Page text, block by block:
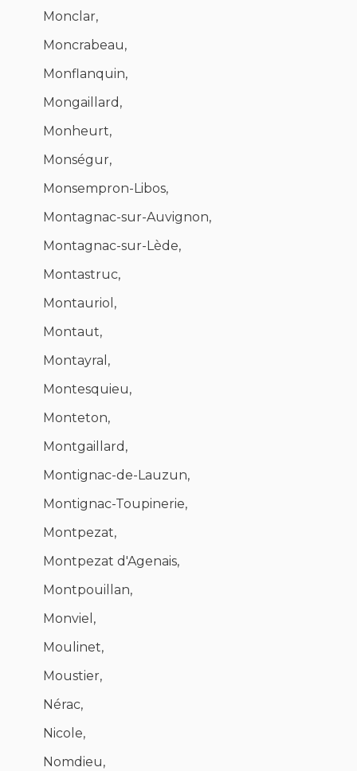
Monclar,
Moncrabeau,
Monflanquin,
Mongaillard,
Monheurt,
Monségur,
Monsempron-Libos,
Montagnac-sur-Auvignon,
Montagnac-sur-Lède,
Montastruc,
Montauriol,
Montaut,
Montayral,
Montesquieu,
Monteton,
Montgaillard,
Montignac-de-Lauzun,
Montignac-Toupinerie,
Montpezat,
Montpezat d'Agenais,
Montpouillan,
Monviel,
Moulinet,
Moustier,
Nérac,
Nicole,
Nomdieu,